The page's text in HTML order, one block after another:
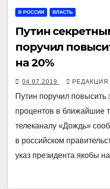
В РОССИИ ВЛАСТЬ
Путин
поручил
на 20%
04.07.2019 РЕДАКЦИЯ
Путин поручил
процентов в ближайшие
телеканалу «Дождь»
в российском
указ президента якобы